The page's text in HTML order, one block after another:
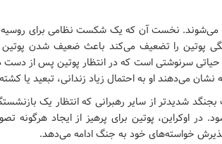
می‌شوند. نخست آن که یک شکست نظامی برای
پوتین را تضعیف می‌کند باعث ضعیف شدن پوتین
حیاتی سرنوشتی است که در انتظار پوتین پس از
نشان می‌دهند او به احتمال زیاد زندانی، تبعید یا
شدیدتر از سایر رهبرانی که انتظار یک بازنشستگی
اوکراین، پوتین برای پرهیز از ایجاد هرگونه
پذیرش خواسته‌های خود به جنگ ادامه می‌دهد.